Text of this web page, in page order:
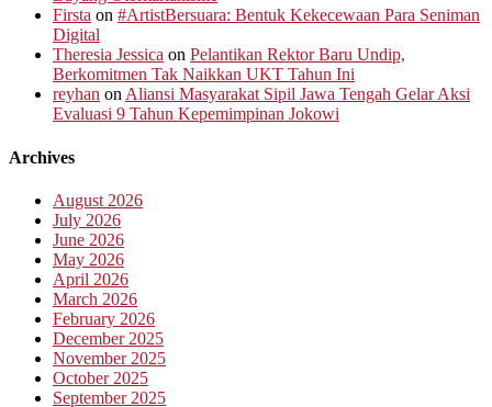
Firsta on #ArtistBersuara: Bentuk Kekecewaan Para Seniman
Digital
Theresia Jessica on Pelantikan Rektor Baru Undip,
Berkomitmen Tak Naikkan UKT Tahun Ini
reyhan onAliansi Masyarakat Sipil Jawa Tengah Gelar Aksi
Evaluasi 9 Tahun Kepemimpinan Jokowi
Archives
August 2026
July 2026
June 2026
May 2026
April 2026
March 2026
February 2026
December 2025
November 2025
October 2025
September 2025